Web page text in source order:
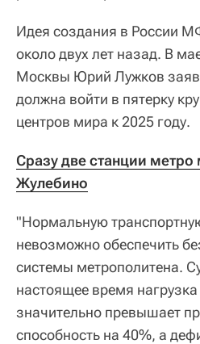
Идея создания в России
около двух лет назад. В
Москвы Юрий Лужков
должна войти в пятерку
центров мира к 2025 году.
Сразу две станции метро
Жулебино
"Нормальную
невозможно обеспечить
системы метрополитена.
настоящее время
значительно превышает
способность на 40%, а